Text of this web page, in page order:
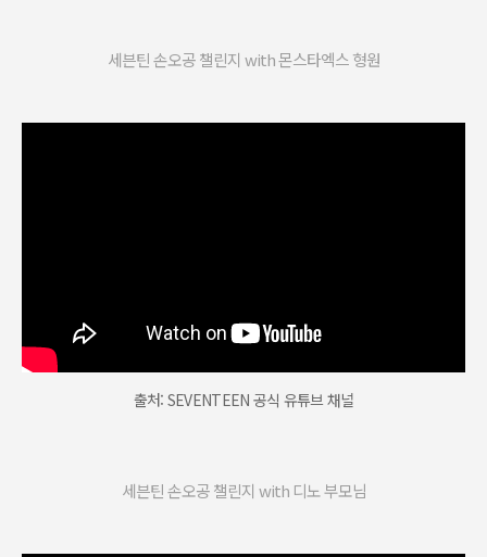
세븐틴 손오공 챌린지 with 몬스타엑스 형원
출처: SEVENTEEN 공식 유튜브 채널
세븐틴 손오공 챌린지 with 디노 부모님